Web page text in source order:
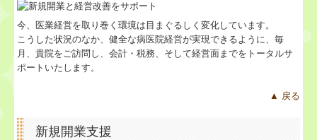
セミナー案内
業務案内
今、医業経営を取り巻く環境は目まぐるしく変化しています。
こうした状況のなか、健全な病医院経営が実現できるように、毎
月、貴院をご訪問し、会計・税務、そして経営面までをトータルサ
ポートいたします。
▲ 戻る
新規開業支援